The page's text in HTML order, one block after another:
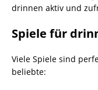
drinnen aktiv und
Spiele für
Viele Spiele sind
beliebte: